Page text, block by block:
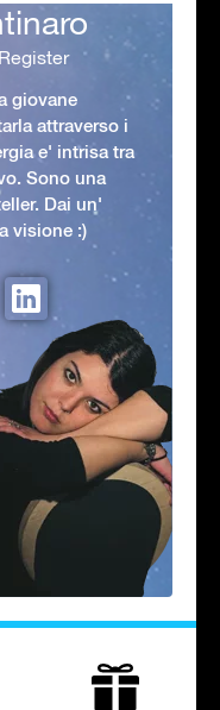
giovane
attraverso i
e' intrisa tra
Sono una
Dai un'
visione :)